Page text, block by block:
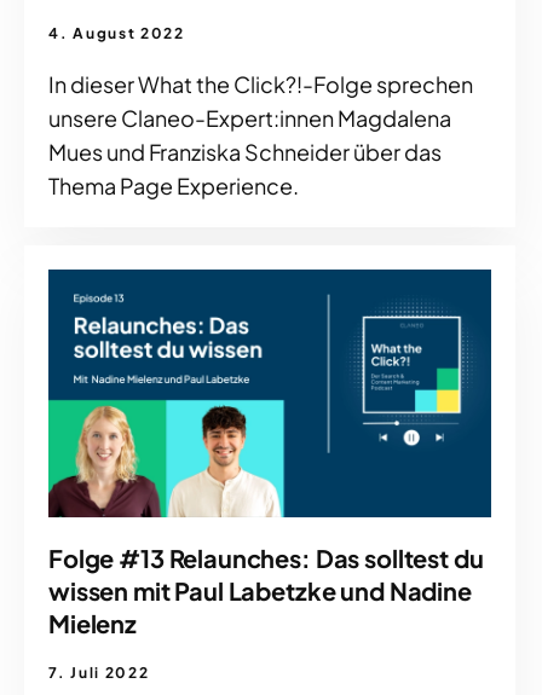
4. August 2022
In dieser What the Click?!-Folge sprechen
unsere Claneo-Expert:innen Magdalena
Mues und Franziska Schneider über das
Thema Page Experience.
Folge #13 Relaunches: Das solltest du
wissen mit Paul Labetzke und Nadine
Mielenz
7. Juli 2022